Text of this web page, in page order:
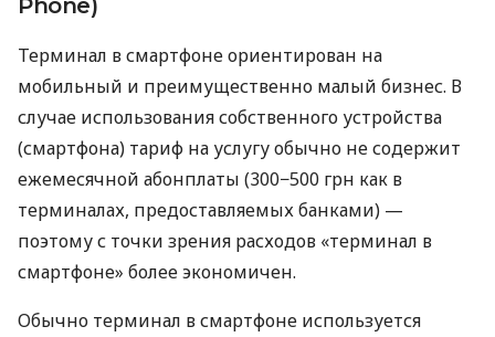
Phone)
Терминал в смартфоне ориентирован на
мобильный и преимущественно малый бизнес. В
случае использования собственного устройства
(смартфона) тариф на услугу обычно не содержит
ежемесячной абонплаты (300−500 грн как в
терминалах, предоставляемых банками) —
поэтому с точки зрения расходов «терминал в
смартфоне» более экономичен.
Обычно терминал в смартфоне используется